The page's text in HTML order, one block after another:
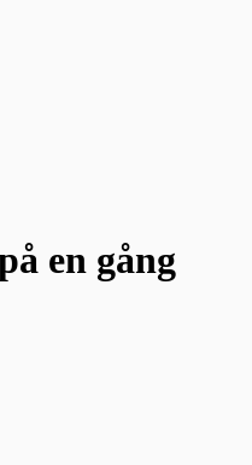
en gång